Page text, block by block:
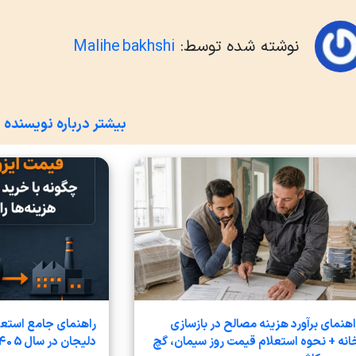
نوشته شده توسط: Malihe bakhshi
بیشتر درباره نویسنده
برآورد هزینه مصالح در بازسازی
+ نحوه استعلام قیمت روز سیمان، گچ
راهنمای جامع
دلیجان در سال 1405